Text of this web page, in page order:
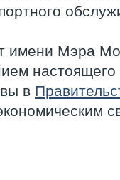
имени Мэра
в